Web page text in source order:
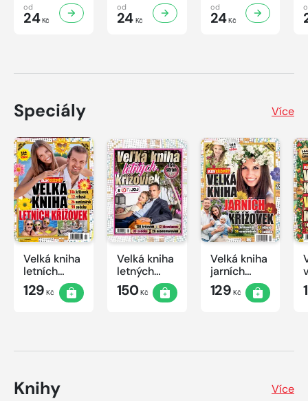
od
24Kč
od
24Kč
od
24Kč
Speciály Více
Velká kniha
letních
křížovek
2026
129 Kč
Velká kniha
letných
krížoviek s
TV JOJ
150Kč
Velká kniha
jarních
křížovek
2026
129 Kč
Knihy Více